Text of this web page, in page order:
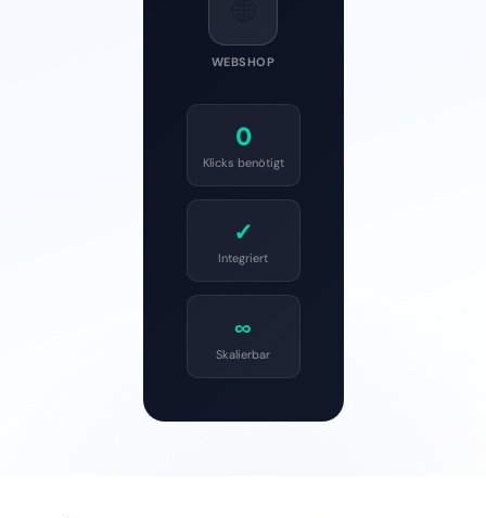
WEBSHOP
0
Klicks benötigt
✓
Integriert
∞
Skalierbar